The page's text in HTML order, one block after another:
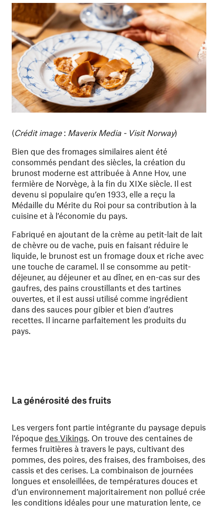
(Crédit image : Maverix Media - Visit Norway)
Bien que des fromages similaires aient été
consommés pendant des siècles, la création du
brunost moderne est attribuée à Anne Hov, une
fermière de Norvège, à la fin du XIXe siècle. Il est
devenu si populaire qu’en 1933, elle a reçu la
Médaille du Mérite du Roi pour sa contribution à la
cuisine et à l’économie du pays.
Fabriqué en ajoutant de la crème au petit-lait de lait
de chèvre ou de vache, puis en faisant réduire le
liquide, le brunost est un fromage doux et riche avec
une touche de caramel. Il se consomme au petit-
déjeuner, au déjeuner et au dîner, en en-cas sur des
gaufres, des pains croustillants et des tartines
ouvertes, et il est aussi utilisé comme ingrédient
dans des sauces pour gibier et bien d’autres
recettes. Il incarne parfaitement les produits du
pays.
La générosité des fruits
Les vergers font partie intégrante du paysage depuis
l’époque des Vikings . On trouve des centaines de
fermes fruitières à travers le pays, cultivant des
pommes, des poires, des fraises, des framboises, des
cassis et des cerises. La combinaison de journées
longues et ensoleillées, de températures douces et
d’un environnement majoritairement non pollué crée
les conditions idéales pour une maturation lente, ce